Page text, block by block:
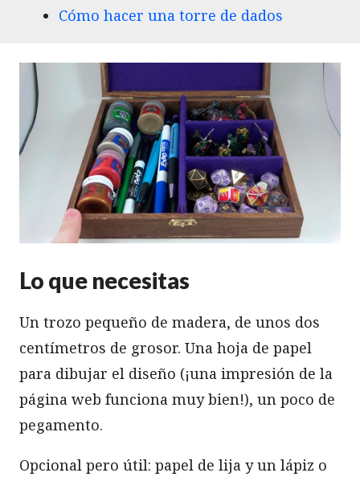
Cómo hacer una torre de dados
Lo que necesitas
Un trozo pequeño de madera, de unos dos
centímetros de grosor. Una hoja de papel
para dibujar el diseño (¡una impresión de la
página web funciona muy bien!), un poco de
pegamento.
Opcional pero útil: papel de lija y un lápiz o